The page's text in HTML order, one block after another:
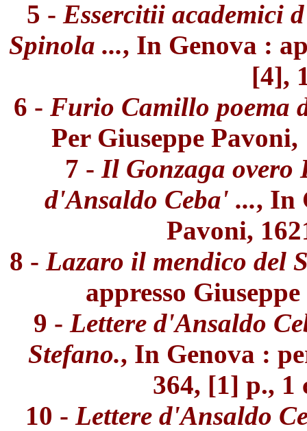
5 - Essercitii academici
Spinola ..., In Genova :
[4],
6 - Furio Camillo poema
Per Giuseppe
7 - Il Gonzaga overo
d'Ansaldo Ceba' ..., In
Pavoni,
8 - Lazaro il mendico del
appresso
9 - Lettere d'Ansaldo
Stefano., In Genova :
364, [1] p., 1
10 - Lettere d'Ansaldo